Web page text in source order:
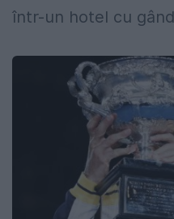
într-un hotel cu